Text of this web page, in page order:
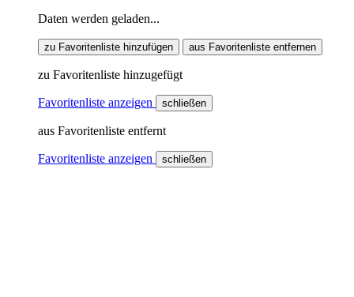
Daten werden geladen...
zu Favoritenliste hinzufügen aus Favoritenliste entfernen
zu Favoritenliste hinzugefügt
Favoritenliste anzeigen schließen
aus Favoritenliste entfernt
Favoritenliste anzeigen schließen